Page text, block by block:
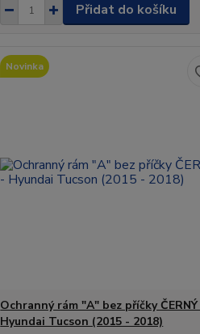
Přidat do košíku
Novinka
Ochranný rám "A" bez příčky
Hyundai Tucson (2015 - 2018)